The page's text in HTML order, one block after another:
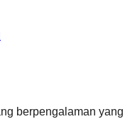
berpengalaman